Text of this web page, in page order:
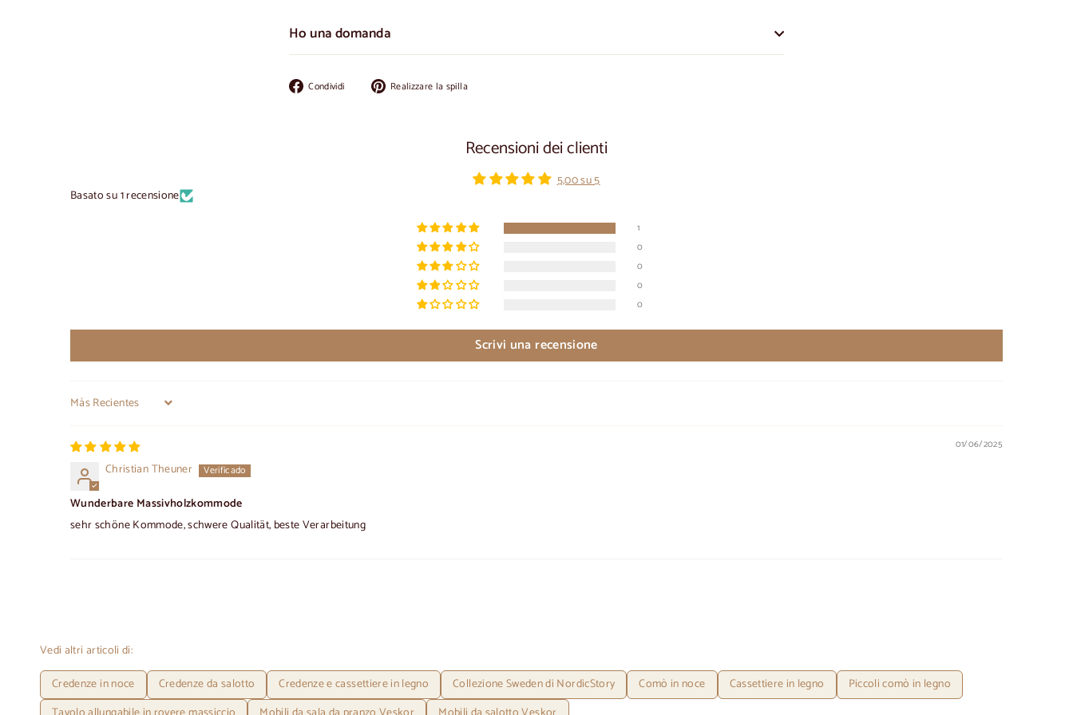
Ho una domanda
Condividi CondividiRealizzare la spilla
Recensioni dei clienti
5,00 su 5
Basato su 1 recensione
1
0
0
0
0
Scrivi una recensione
Sort by
01/06/2025
Christian Theuner
Wunderbare Massivholzkommode
sehr schöne Kommode, schwere Qualität, beste Verarbeitung
Vedi altri articoli di:
Credenze in noce
Credenze da salotto Credenze e cassettiere in legno Collezione Sweden di NordicStory Comò in noce Cassettiere in legno
Piccoli comò in legno